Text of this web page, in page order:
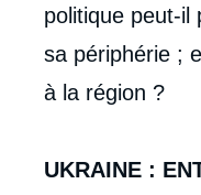
politique peut-il
sa périphérie ;
à la région ?
UKRAINE :